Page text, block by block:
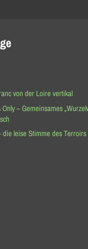
von der Loire vertikal
– Gemeinsames
die leise Stimme des Terroirs